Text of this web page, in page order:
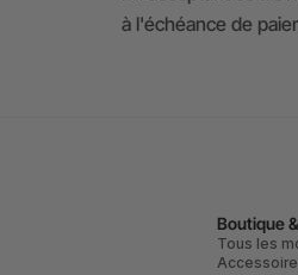
à l'échéance de
Boutique
Tous les